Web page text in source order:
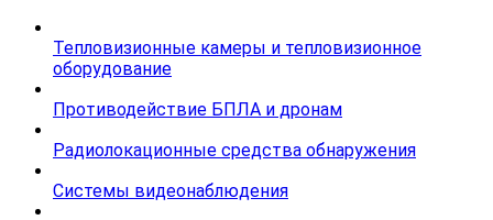
Тепловизионные камеры и тепловизионное
оборудование
Противодействие БПЛА и дронам
Радиолокационные средства обнаружения
Системы видеонаблюдения